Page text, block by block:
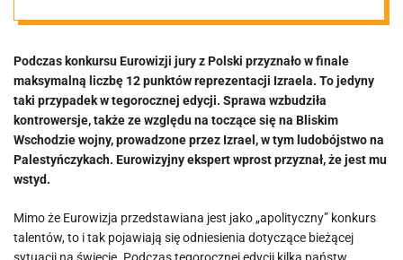
o decyzji
polskiego jury
ws. Izraela
Podczas konkursu Eurowizji jury z Polski przyznało w finale
maksymalną liczbę 12 punktów reprezentacji Izraela. To jedyny
taki przypadek w tegorocznej edycji. Sprawa wzbudziła
kontrowersje, także ze względu na toczące się na Bliskim
Wschodzie wojny, prowadzone przez Izrael, w tym ludobójstwo na
Palestyńczykach. Eurowizyjny ekspert wprost przyznał, że jest mu
wstyd.
Mimo że Eurowizja przedstawiana jest jako „apolityczny” konkurs
talentów, to i tak pojawiają się odniesienia dotyczące bieżącej